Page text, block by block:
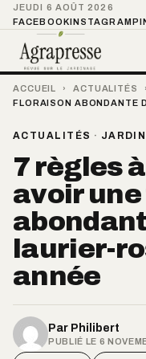
JEUDI 6 AOÛT 2026
FACEBOOKINSTAGRAM
ACCUEIL › ACTUALITÉS ›
FLORAISON ABONDANTE
ACTUALITÉS · JARDIN
7 règles
avoir
laurier-
année
Par Philibert
PUBLIÉ LE 6